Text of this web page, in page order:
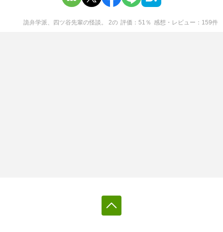
詭弁学派、四ツ谷先輩の怪談。 2の 評価 51 ％ 感想・レビュー 159件